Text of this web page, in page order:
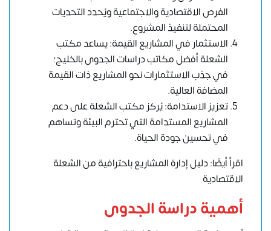
الفرص الاقتصادية والاجتماعية ويُحدد التحديات
المحتملة لتنفيذ المشروع.
الاستثمار في المشاريع القيمة: يساعد مكتب
الشعلة أفضل مكاتب دراسات الجدوى بالخليج؛
في جذب الاستثمارات نحو المشاريع ذات القيمة
المضافة العالية.
تعزيز الاستدامة: يُركز مكتب الشعلة على دعم
المشاريع المستدامة التي تحترم البيئة وتساهم
في تحسين جودة الحياة.
اقرأ أيضًا: دليل إدارة المشاريع باحترافية من الشعلة
الاقتصادية
أهمية دراسة الجدوى